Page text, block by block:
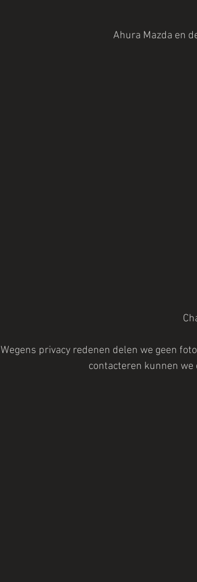
Ahura Mazda en
Wegens privacy redenen delen we geen
contacteren kunnen we